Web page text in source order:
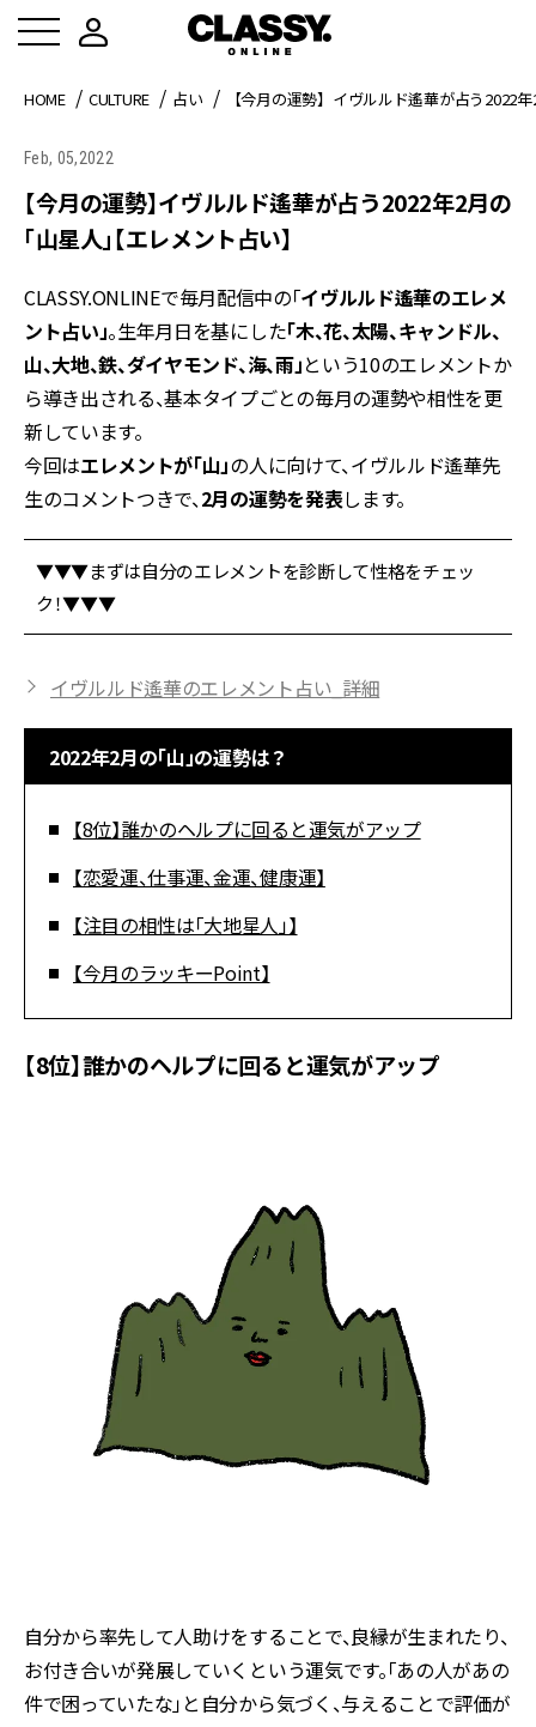
HOME CULTURE 占い 【今月の運勢】イヴルルド遙華が占う2022
Feb, 05,2022
【今月の運勢】イヴルルド遙華が占う2022年2月の
「山星人」【エレメント占い】
CLASSY.ONLINEで毎月配信中の「イヴルルド遙華のエレメ
ント占い」。生年月日を基にした「木、花、太陽、キャンドル、
山、大地、鉄、ダイヤモンド、海、雨」という10のエレメントか
ら導き出される、基本タイプごとの毎月の運勢や相性を更
新しています。
今回はエレメントが「山」の人に向けて、イヴルルド遙華先
生のコメントつきで、2月の運勢を発表します。
▼▼▼まずは自分のエレメントを診断して性格をチェッ
ク！▼▼▼
イヴルルド遙華のエレメント占い_詳細
2022年2月の「山」の運勢は？
【8位】誰かのヘルプに回ると運気がアップ
【恋愛運、仕事運、金運、健康運】
【注目の相性は「大地星人」】
【今月のラッキーPoint】
【8位】誰かのヘルプに回ると運気がアップ
自分から率先して人助けをすることで、良縁が生まれたり、
お付き合いが発展していくという運気です。「あの人があの
件で困っていたな」と自分から気づく、与えることで評価が